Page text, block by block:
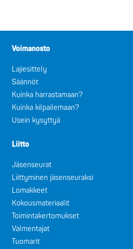
Voimanosto
Lajiesittely
Säännöt
Kuinka harrastamaan?
Kuinka kilpailemaan?
Usein kysyttyä
Liitto
Jäsenseurat
Liittyminen jäsenseuraksi
Lomakkeet
Kokousmateriaalit
Toimintakertomukset
Valmentajat
Tuomarit